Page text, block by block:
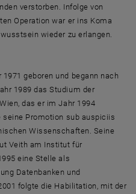
verstorben. Infolge von
Operation war er ins Koma
wieder zu erlangen.
geboren und begann nach
1989 das Studium der
das er im Jahr 1994
Promotion sub auspiciis
Wissenschaften. Seine
Veith am Institut für
eine Stelle als
Datenbanken und
folgte die Habilitation, mit der